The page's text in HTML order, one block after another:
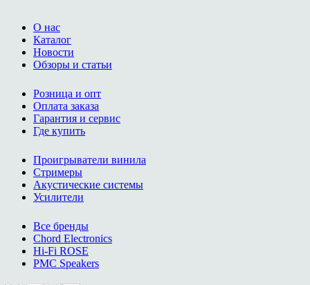
О нас
Каталог
Новости
Обзоры и статьи
Розница и опт
Оплата заказа
Гарантия и сервис
Где купить
Проигрыватели винила
Стримеры
Акустические системы
Усилители
Все бренды
Chord Electronics
Hi-Fi ROSE
PMC Speakers